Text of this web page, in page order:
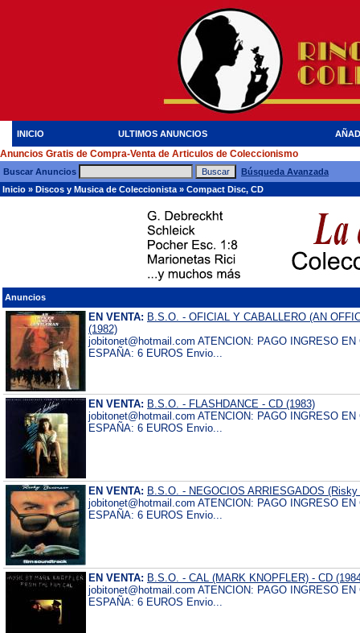
INICIO ULTIMOS ANUNCIOS
Anuncios Gratis de Compra-Venta de Articulos de Coleccionismo
Buscar Anuncios
Búsqueda Avanzada
Inicio » Discos y Musica de Coleccionista » Compact Disc, CD
Anuncios
EN VENTA: B.S.O. - OFICIAL Y CABALLERO (AN
(1982)
jobitonet@hotmail.com ATENCION: PAGO INGRESO
ESPAÑA: 6 EUROS Envio...
EN VENTA: B.S.O. - FLASHDANCE - CD (1983)
jobitonet@hotmail.com ATENCION: PAGO INGRESO
ESPAÑA: 6 EUROS Envio...
EN VENTA: B.S.O. - NEGOCIOS ARRIESGADOS
jobitonet@hotmail.com ATENCION: PAGO INGRESO
ESPAÑA: 6 EUROS Envio...
EN VENTA: B.S.O. - CAL (MARK KNOPFLER) - CD
jobitonet@hotmail.com ATENCION: PAGO INGRESO
ESPAÑA: 6 EUROS Envio...